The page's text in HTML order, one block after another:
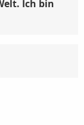
Ich bin